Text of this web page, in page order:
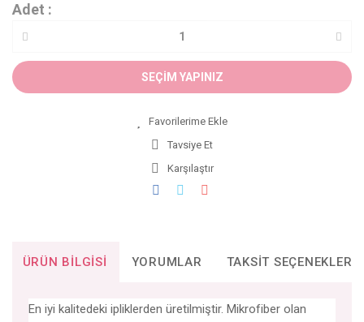
Adet :
SEÇİM YAPINIZ
Tavsiye Et
Karşılaştır
ÜRÜN BILGISI YORUMLAR TAKSIT SEÇENEKLERI
En iyi kalitedeki ipliklerden üretilmiştir. Mikrofiber olan